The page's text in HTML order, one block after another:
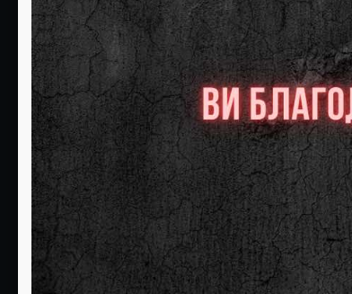
15
Слободни:0
РЕЗЕРВИРАЈ
16
Слободни:0
РЕЗЕРВИРАЈ
22
Слободни:0
РЕЗЕРВИРАЈ
23
Слободни:0
РЕЗЕРВИРАЈ